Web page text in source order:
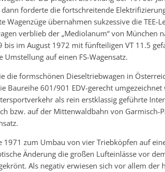
forderte die fortschreitende
übernahmen sukzessive die TEE-
verblieb der „Mediolanum“ von München
bis im August 1972 mit fünfteiligen VT 11.5
auf einen FS-Wagensatz.
die formschönen Dieseltriebwagen in
Baureihe 601/901 EDV-gerecht
als rein erstklassig geführte
bzw. auf der Mittenwaldbahn von Garmisch-
1971 zum Umbau von vier Triebköpfen auf
Änderung die großen Lufteinlässe vor
Als negativ erwiesen sich vor allem der